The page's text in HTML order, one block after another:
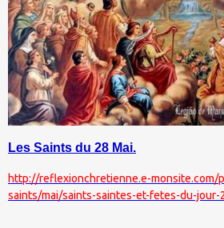
Les Saints du 28 Mai.
http://reflexionchretienne.e-monsite.com/
saints/mai/saints-saintes-et-fetes-du-jour-